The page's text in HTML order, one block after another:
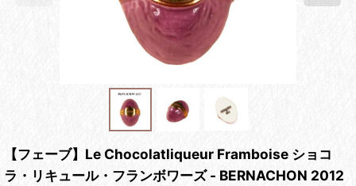
【フェーブ】Le Chocolatliqueur Framboise ショコ
ラ・リキュール・フランボワーズ - BERNACHON 2012